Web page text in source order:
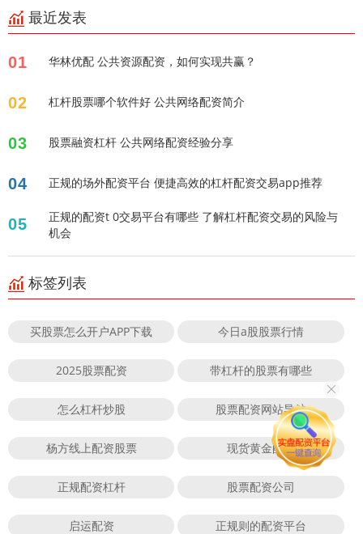
最近发表
01 华林优配 公共资源配资，如何实现共赢？
02 杠杆股票哪个软件好 公共网络配资简介
03 股票融资杠杆 公共网络配资经验分享
04 正规的场外配资平台 便捷高效的杠杆配资交易app推荐
05
正规的配资t 0交易平台有哪些 了解杠杆配资交易的风险与
机会
标签列表
买股票怎么开户APP下载 今日a股股票行情
2025股票配资 带杠杆的股票有哪些
怎么杠杆炒股 股票配资网站导航
杨方线上配资股票 现货黄金配资
正规配资杠杆 股票配资公司
启运配资 正规则的配资平台